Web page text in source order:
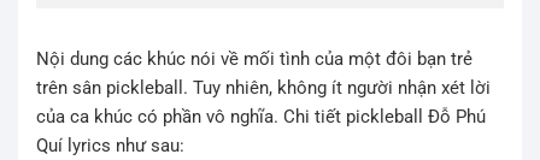
Nội dung các khúc nói về mối tình của một đôi bạn trẻ
trên sân pickleball. Tuy nhiên, không ít người nhận xét lời
của ca khúc có phần vô nghĩa. Chi tiết pickleball Đỗ Phú
Quí lyrics như sau: